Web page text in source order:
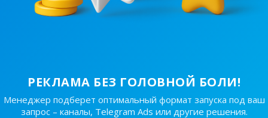
410 ₴ 430 ₴
РЕКЛАМА БЕЗ ГОЛОВНОЙ БОЛИ!
Менеджер подберет оптимальный формат запуска под ваш
запрос – каналы, Telegram Ads или другие решения.